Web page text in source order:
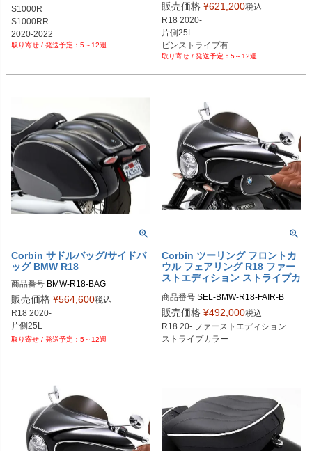
S1000R
S1000RR
2020-2022
5～12週
販売価格 ¥621,200税込
R18 2020-
片側25L
ピンストライプ有
5～12週
Corbin サドルバッグ/サイドバ
ッグ BMW R18
商品番号 BMW-R18-BAG
販売価格 ¥564,600税込
R18 2020-
片側25L
5～12週
Corbin ツーリング フロントカ
ウル フェアリング R18 ファー
ストエディション ストライプカ
ラー
商品番号 SEL-BMW-R18-FAIR-B
販売価格 ¥492,000税込
R18 20- ファーストエディション
ストライプカラー